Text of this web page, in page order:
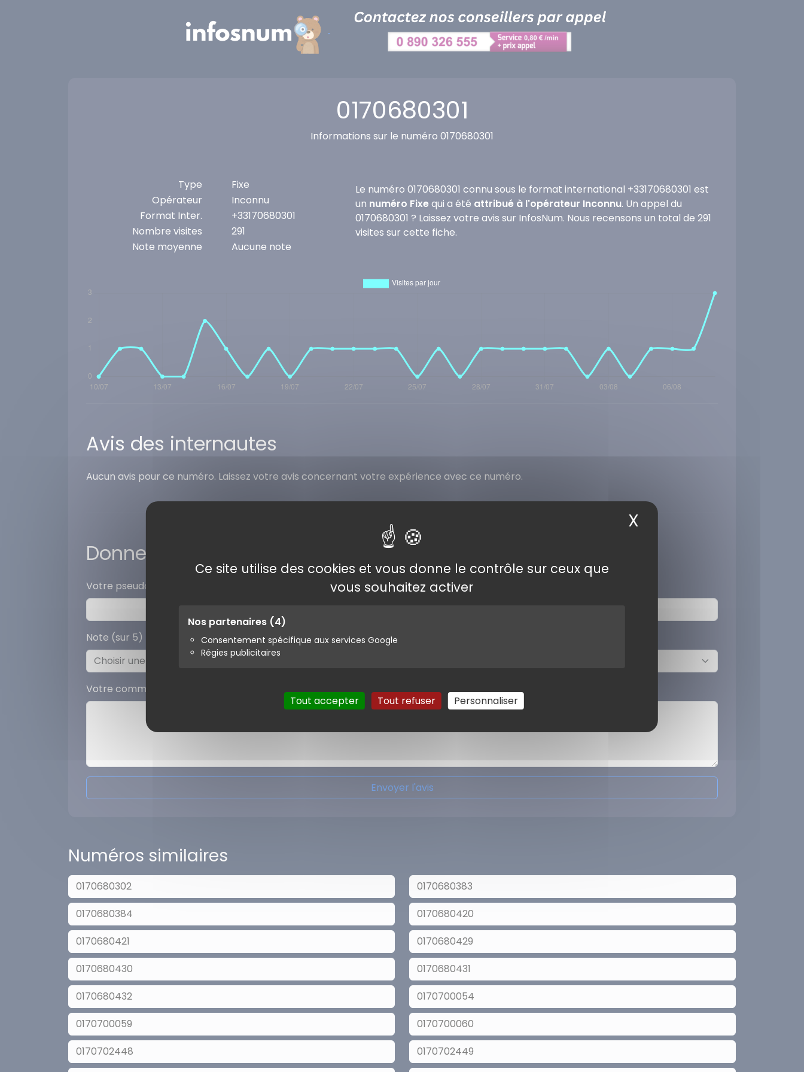
Ce site utilise des cookies et vous donne le contrôle sur ceux que
vous souhaitez activer
Nos partenaires (4)
Consentement spécifique aux services Google
Régies publicitaires
Tout accepter Tout refuser Personnaliser
X
0170680301
Informations sur le numéro 0170680301
Type
Fixe
Opérateur
Inconnu
Format Inter.
+33170680301
Nombre visites
291
Note moyenne
Aucune note
Le numéro 0170680301 connu sous le format international +33170680301 est
un numéro Fixequi a été attribué à l'opérateur Inconnu. Un appel du
0170680301 ? Laissez votre avis sur InfosNum. Nous recensons un total de 291
visites sur cette fiche.
Avis des internautes
Aucun avis pour ce numéro. Laissez votre avis concernant votre expérience avec ce numéro.
Donner votre avis
Votre pseudo
Note (sur 5)
Votre commentaire
Envoyer l'avis
Numéros similaires
0170680302
0170680383
0170680384
0170680420
0170680421
0170680429
0170680430
0170680431
0170680432
0170700054
0170700059
0170700060
0170702448
0170702449